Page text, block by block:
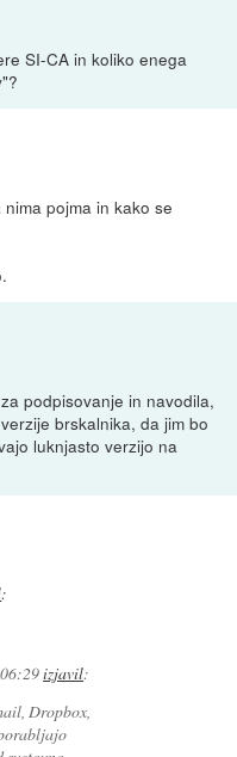
SI-CA in koliko enega
pojma in kako se
podpisovanje in navodila,
brskalnika, da jim bo
luknjasto verzijo na
:
izjavil:
Dropbox,